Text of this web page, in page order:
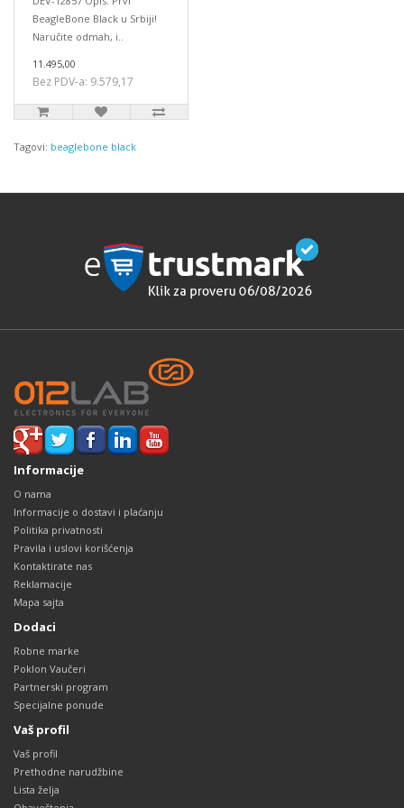
BeagleBone Black u Srbiji!
Naručite odmah, i..
11.495,00
Bez PDV-a: 9.579,17
Tagovi: beaglebone black
Informacije
O nama
Informacije o dostavi i plaćanju
Politika privatnosti
Pravila i uslovi korišćenja
Kontaktirate nas
Reklamacije
Mapa sajta
Dodaci
Robne marke
Poklon Vaučeri
Partnerski program
Specijalne ponude
Vaš profil
Vaš profil
Prethodne narudžbine
Lista želja